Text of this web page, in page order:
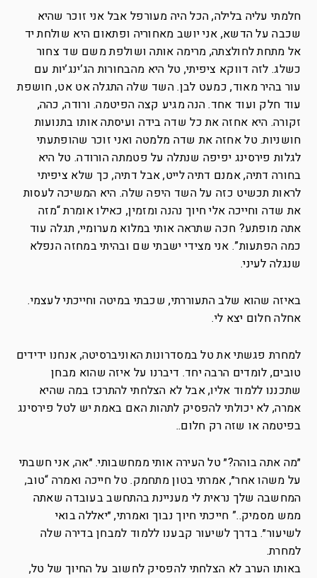
חלמתי עליה בלילה, הכל היה מעורפל אבל אני זוכר שהיא
שכבה על הדשא, אני יושב מאחוריה ופתאום היא שולחת יד
אל מתחת לחולצתה, מרימה אותה ושולפת משם שד צחור
כשלג. לזה דווקא ציפיתי, טל היא מהבחורות הג’ינג’יות עם
עור בהיר מאוד, כמעט לבן. השד שלה התגלה אט אט, חושפת
עוד חלק ועוד אחד. הנה מגיע קצה הפיטמה. ורודה, כהה,
זקורה. היא אחזה את כל שדה בידה ועיסתה אותו בתנועות
חושניות. טל אחזה את שדה מלמטה ואני זוכר שהופתעתי
לגלות פירסינג יפיפה שנתלה על פטמתה הורודה. טל היא
בחורה דתיה, אמנם דתיה לייט, אבל דתיה, כך שלא ציפיתי
לראות תכשיט כזה על השד היפה שלה. היא המשיכה לעסות
את שדה וחייכה אלי חיוך נהנה ומזמין, כאילו אומרת “מזה
אתה מופתע? חכה שתראה אותי במלוא מערומיי, תגלה עוד
כמה הפתעות”. אני מצידי ישבתי שם ובהיתי במחזה הנפלא
שנגלה לעיני.
באיזה שהוא שלב התעוררתי, שכבתי במיטה וחייכתי לעצמי.
אחלה חלום יצא לי.
למחרת פגשתי את טל במסדרונות האוניברסיטה, אנחנו ידידים
טובים, לומדים הרבה יחד. דיברנו על איזה שהוא מבחן
שתכננו ללמוד אליו, אבל לא הצלחתי להתרכז במה שהיא
אמרה, לא יכולתי להפסיק לתהות האם באמת יש לטל פירסינג
בפיטמה או שזה רק חלום.‎.
״מה אתה בוהה?״ טל העירה אותי ממחשבותי. ״אה, אני חשבתי
על משהו אחר״, אמרתי בטון מתחמק. טל חייכה ואמרה “טוב,
המחשבה שלך נראית לי מעניינת בהתחשב בעובדה שאתה
ממש מסמיק..” חייכתי חיוך נבוך ואמרתי, ״יאללה בואי
לשיעור״. בדרך לשיעור קבענו ללמוד למבחן בדירה שלה
למחרת.
באותו הערב לא הצלחתי להפסיק לחשוב על החיוך של טל,